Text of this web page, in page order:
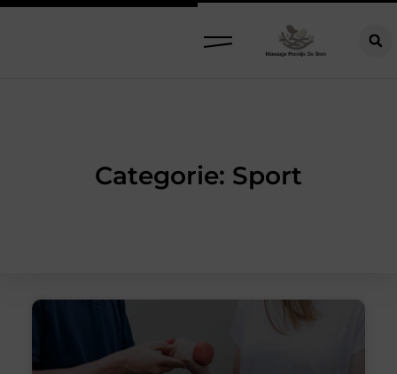
Categorie: Sport